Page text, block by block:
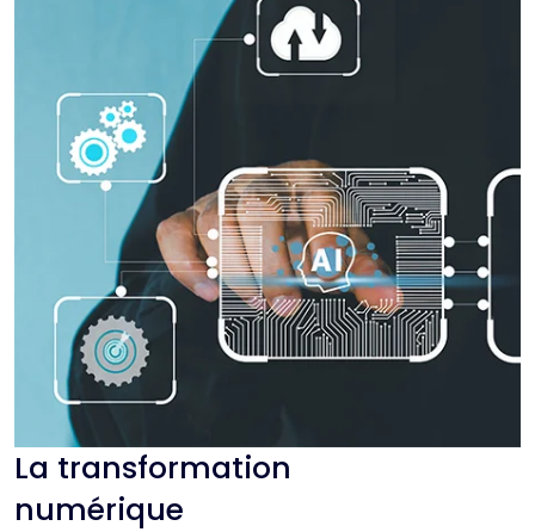
La transformation
numérique